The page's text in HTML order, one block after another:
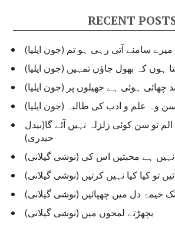
RECENT
میرے سامنے آتی رہی ہو تم (جون ایلیا)
ہوں کہ بھول جاؤں تمہیں (جون ایلیا)
چھائی ہوئی ہے جھیلوں پر (جون ایلیا)
وہ علم و ادب کی طالبہ (جون ایلیا)
تو سن کوئی زلزلہ نہیں آئے گا(بیدل
حیدری)
نہیں ہے محبتیں اس کی (نوشی گیلانی)
تو کیا کیا نہیں کرتیں (نوشی گیلانی)
خیمۂ دل میں چھپائیں (نوشی گیلانی)
بچھڑتے لمحوں میں (نوشی گیلانی)